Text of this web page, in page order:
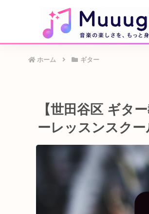
ホーム ギター
【世田谷区 ギタ
ーレッスンスクー